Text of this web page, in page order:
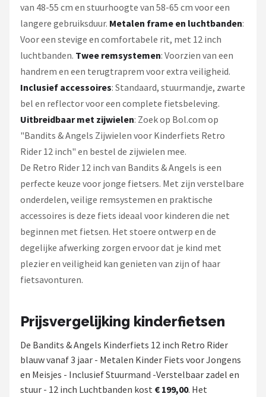
van 48-55 cm en stuurhoogte van 58-65 cm voor een
langere gebruiksduur. Metalen frame en luchtbanden:
Voor een stevige en comfortabele rit, met 12 inch
luchtbanden. Twee remsystemen: Voorzien van een
handrem en een terugtraprem voor extra veiligheid.
Inclusief accessoires: Standaard, stuurmandje, zwarte
bel en reflector voor een complete fietsbeleving.
Uitbreidbaar met zijwielen: Zoek op Bol.com op
"Bandits & Angels Zijwielen voor Kinderfiets Retro
Rider 12 inch" en bestel de zijwielen mee.
De Retro Rider 12 inch van Bandits & Angels is een
perfecte keuze voor jonge fietsers. Met zijn verstelbare
onderdelen, veilige remsystemen en praktische
accessoires is deze fiets ideaal voor kinderen die net
beginnen met fietsen. Het stoere ontwerp en de
degelijke afwerking zorgen ervoor dat je kind met
plezier en veiligheid kan genieten van zijn of haar
fietsavonturen.
Prijsvergelijking kinderfietsen
De Bandits & Angels Kinderfiets 12 inch Retro Rider
blauw vanaf 3 jaar - Metalen Kinder Fiets voor Jongens
en Meisjes - Inclusief Stuurmand -Verstelbaar zadel en
stuur - 12 inch Luchtbanden kost € 199,00. Het